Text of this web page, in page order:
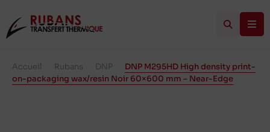
Accueil Rubans DNP
DNP M295HD High density print-
on-packaging wax/resin Noir 60×600 mm – Near-Edge